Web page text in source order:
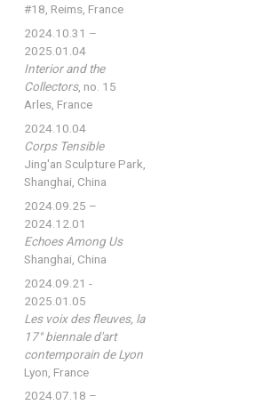
#18, Reims, France
2024.10.31 –
2025.01.04
Interior and the
Collectors, no. 15
Arles, France
2024.10.04
Corps Tensible
Jing'an Sculpture Park,
Shanghai, China
2024.09.25 –
2024.12.01
Echoes Among Us
Shanghai, China
2024.09.21 -
2025.01.05
Les voix des fleuves, la
17° biennale d'art
contemporain de Lyon
Lyon, France
2024.07.18 –